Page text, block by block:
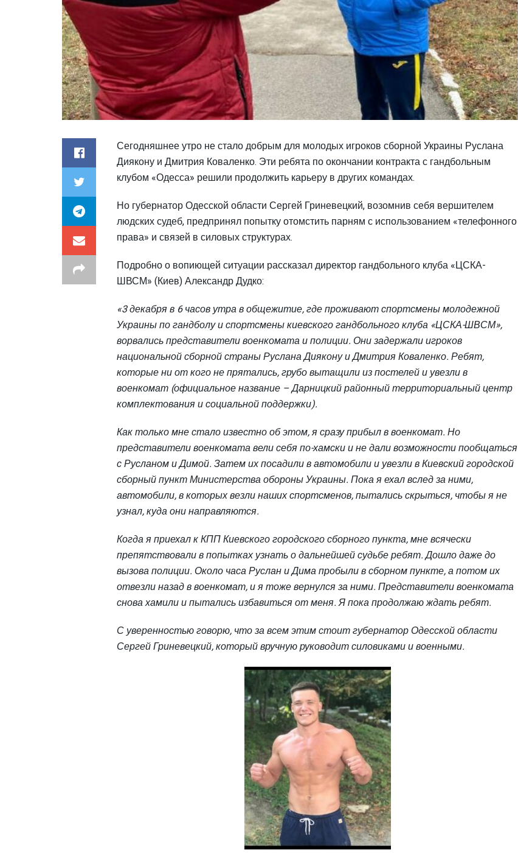
Сегодняшнее утро не стало добрым для молодых игроков сборной Украины Руслана
Диякону и Дмитрия Коваленко. Эти ребята по окончании контракта с гандбольным
клубом «Одесса» решили продолжить карьеру в других командах.
Но губернатор Одесской области Сергей Гриневецкий, возомнив себя вершителем
людских судеб, предпринял попытку отомстить парням с использованием «телефонного
права» и связей в силовых структурах.
Подробно о вопиющей ситуации рассказал директор гандбольного клуба «ЦСКА-
ШВСМ» (Киев) Александр Дудко:
«3 декабря в 6 часов утра в общежитие, где проживают спортсмены молодежной
Украины по гандболу и спортсмены киевского гандбольного клуба «ЦСКА-ШВСМ»,
ворвались представители военкомата и полиции. Они задержали игроков
национальной сборной страны Руслана Диякону и Дмитрия Коваленко. Ребят,
которые ни от кого не прятались, грубо вытащили из постелей и увезли в
военкомат (официальное название – Дарницкий районный территориальный центр
комплектования и социальной поддержки).
Как только мне стало известно об этом, я сразу прибыл в военкомат. Но
представители военкомата вели себя по-хамски и не дали возможности пообщаться
с Русланом и Димой. Затем их посадили в автомобили и увезли в Киевский городской
сборный пункт Министерства обороны Украины. Пока я ехал вслед за ними,
автомобили, в которых везли наших спортсменов, пытались скрыться, чтобы я не
узнал, куда они направляются.
Когда я приехал к КПП Киевского городского сборного пункта, мне всячески
препятствовали в попытках узнать о дальнейшей судьбе ребят. Дошло даже до
вызова полиции. Около часа Руслан и Дима пробыли в сборном пункте, а потом их
отвезли назад в военкомат, и я тоже вернулся за ними. Представители военкомата
снова хамили и пытались избавиться от меня. Я пока продолжаю ждать ребят.
С уверенностью говорю, что за всем этим стоит губернатор Одесской области
Сергей Гриневецкий, который вручную руководит силовиками и военными.